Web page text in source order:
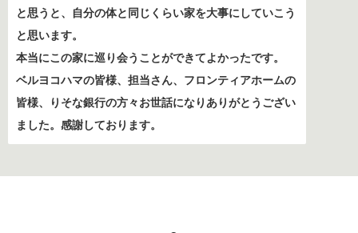
と思うと、自分の体と同じくらい家を大事にしていこう
と思います。
本当にこの家に巡り会うことができてよかったです。
ベルヨコハマの皆様、担当さん、フロンティアホームの
皆様、りそな銀行の方々お世話になりありがとうござい
ました。感謝しております。